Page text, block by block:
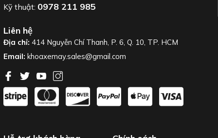
Kỹ thuật: 0978 211 985
Liên hệ
Địa chỉ: 414 Nguyễn Chí Thanh, P. 6, Q. 10, TP. HCM
Email: khoaxemay.sales@gmail.com